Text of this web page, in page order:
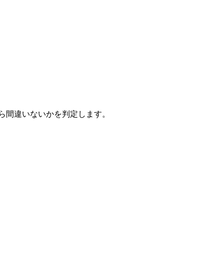
違いないかを判定します。